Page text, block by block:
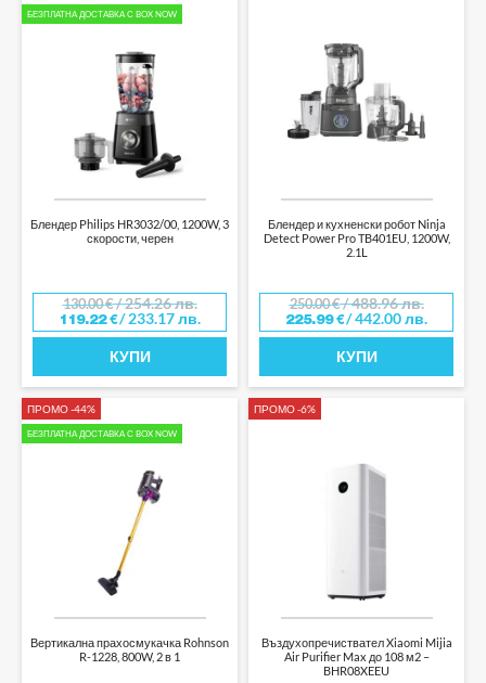
БЕЗПЛАТНА ДОСТАВКА С BOX NOW
Блендер Philips HR3032/00, 1200W, 3
скорости, черен
130.00€/ 254.26 лв.
119.22€/ 233.17 лв.
КУПИ
Блендер и кухненски робот Ninja
Detect Power Pro TB401EU, 1200W,
2.1L
250.00€/ 488.96 лв.
225.99€/ 442.00 лв.
КУПИ
ПРОМО -44%
БЕЗПЛАТНА ДОСТАВКА С BOX NOW
Вертикална прахосмукачка Rohnson
R-1228, 800W, 2 в 1
ПРОМО -6%
Въздухопречиствател Xiaomi Mijia
Air Purifier Max до 108 м2 –
BHR08XEEU